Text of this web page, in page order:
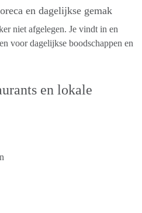
en dagelijkse gemak
niet afgelegen. Je vindt in en
voor dagelijkse boodschappen en
en lokale